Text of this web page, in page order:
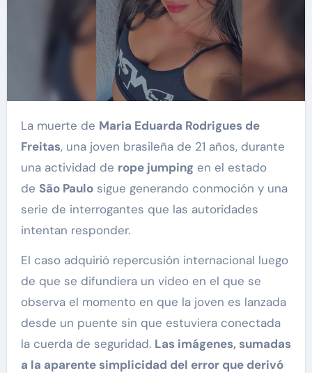
La muerte de Maria Eduarda Rodrigues de
Freitas, una joven brasileña de 21 años, durante
una actividad de rope jumpingen el estado
de São Paulosigue generando conmoción y una
serie de interrogantes que las autoridades
intentan responder.
El caso adquirió repercusión internacional luego
de que se difundiera un video en el que se
observa el momento en que la joven es lanzada
desde un puente sin que estuviera conectada
la cuerda de seguridad. Las imágenes, sumadas
a la aparente simplicidad del error que derivó